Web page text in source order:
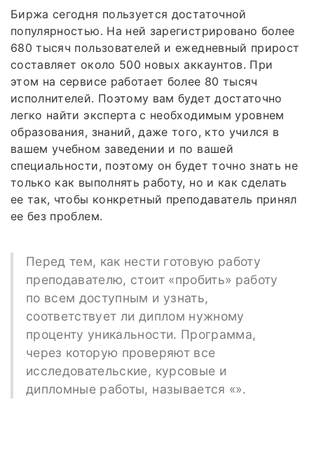
Биржа сегодня пользуется достаточной
популярностью. На ней зарегистрировано более
680 тысяч пользователей и ежедневный прирост
составляет около 500 новых аккаунтов. При
этом на сервисе работает более 80 тысяч
исполнителей. Поэтому вам будет достаточно
легко найти эксперта с необходимым уровнем
образования, знаний, даже того, кто учился в
вашем учебном заведении и по вашей
специальности, поэтому он будет точно знать не
только как выполнять работу, но и как сделать
ее так, чтобы конкретный преподаватель принял
ее без проблем.
Перед тем, как нести готовую работу
преподавателю, стоит «пробить» работу
по всем доступным и узнать,
соответствует ли диплом нужному
проценту уникальности. Программа,
через которую проверяют все
исследовательские, курсовые и
дипломные работы, называется «».